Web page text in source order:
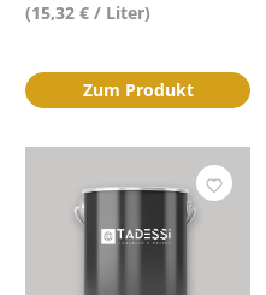
(15,32 € / Liter)
Zum Produkt